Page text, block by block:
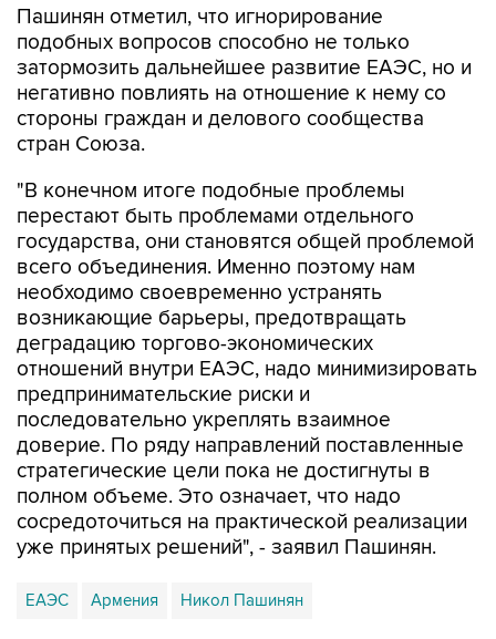
Пашинян отметил, что игнорирование
подобных вопросов способно не только
затормозить дальнейшее развитие ЕАЭС, но и
негативно повлиять на отношение к нему со
стороны граждан и делового сообщества
стран Союза.
"В конечном итоге подобные проблемы
перестают быть проблемами отдельного
государства, они становятся общей проблемой
всего объединения. Именно поэтому нам
необходимо своевременно устранять
возникающие барьеры, предотвращать
деградацию торгово-экономических
отношений внутри ЕАЭС, надо минимизировать
предпринимательские риски и
последовательно укреплять взаимное
доверие. По ряду направлений поставленные
стратегические цели пока не достигнуты в
полном объеме. Это означает, что надо
сосредоточиться на практической реализации
уже принятых решений", - заявил Пашинян.
ЕАЭС Армения Никол Пашинян